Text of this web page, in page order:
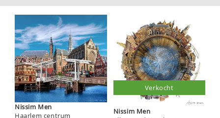
Nissim Men
Haarlem centrum
Nissim Men
Verkocht